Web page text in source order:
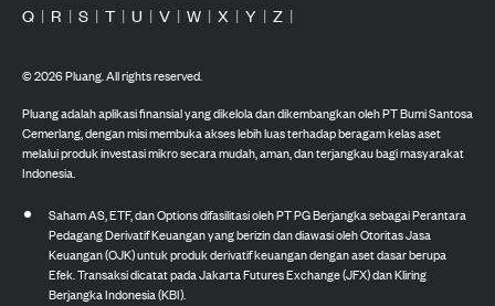
Q | R | S | T | U | V | W | X | Y | Z |
©2026Pluang. All rights reserved.
Pluang adalah aplikasi finansial yang dikelola dan dikembangkan oleh PT Bumi Santosa
Cemerlang, dengan misi membuka akses lebih luas terhadap beragam kelas aset
melalui produk investasi mikro secara mudah, aman, dan terjangkau bagi masyarakat
Indonesia.
Saham AS, ETF, dan Options difasilitasi oleh PT PG Berjangka sebagai Perantara
Pedagang Derivatif Keuangan yang berizin dan diawasi oleh Otoritas Jasa
Keuangan (OJK) untuk produk derivatif keuangan dengan aset dasar berupa
Efek. Transaksi dicatat pada Jakarta Futures Exchange (JFX) dan Kliring
Berjangka Indonesia (KBI).